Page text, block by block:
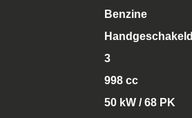
Benzine
Handgeschakeld
3
998 cc
50 kW / 68 PK